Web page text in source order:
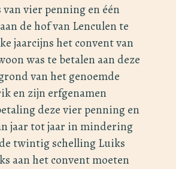
van vier penning en één
de hof van Lenculen te
jaarcijns het convent van
was te betalen aan deze
van het genoemde
en zijn erfgenamen
deze vier penning en
jaar tot jaar in mindering
twintig schelling Luiks
aan het convent moeten